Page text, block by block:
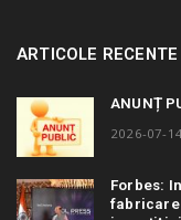
ARTICOLE RECENTE
ANUNȚ
2026-07-14
Forbes:
fabricare